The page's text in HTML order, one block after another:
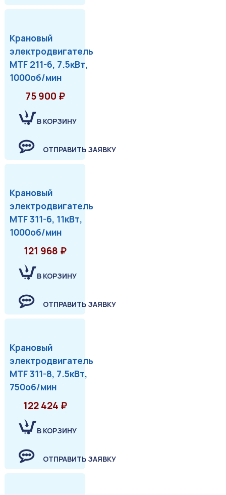
Крановый
электродвигатель
MTF 211-6, 7.5кВт,
1000об/мин
75 900 ₽
В КОРЗИНУ
ОТПРАВИТЬ ЗАЯВКУ
Крановый
электродвигатель
MTF 311-6, 11кВт,
1000об/мин
121 968 ₽
В КОРЗИНУ
ОТПРАВИТЬ ЗАЯВКУ
Крановый
электродвигатель
MTF 311-8, 7.5кВт,
750об/мин
122 424 ₽
В КОРЗИНУ
ОТПРАВИТЬ ЗАЯВКУ